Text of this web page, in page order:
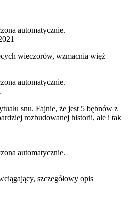
automatycznie.
wieczorów, wzmacnia więź
automatycznie.
snu. Fajnie, że jest 5 bębnów z
rozbudowanej historii, ale i tak
automatycznie.
szczegółowy opis